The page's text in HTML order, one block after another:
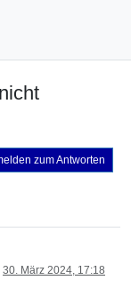
zum Antworten
30. März 2024, 17:18